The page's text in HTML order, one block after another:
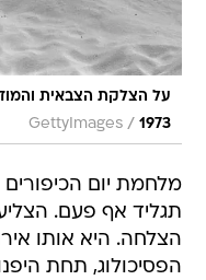
על הצלקת הצבאית
1973
/
GettyImages
מלחמת יום
תגליד אף פעם.
הצלחה. היא אותו
הפסיכולוג, תחת